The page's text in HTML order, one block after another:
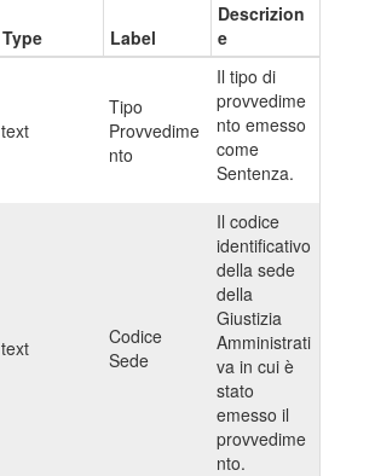
Type Label
Descrizion
e
text
Tipo
Provvedime
nto
Il tipo di
provvedime
nto emesso
come
Sentenza.
text
Codice
Sede
Il codice
identificativo
della sede
della
Giustizia
Amministrati
va in cui è
stato
emesso il
provvedime
nto.